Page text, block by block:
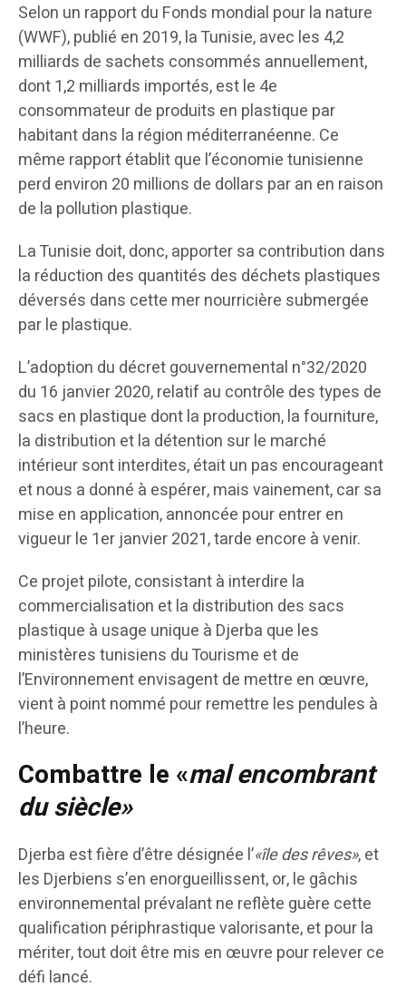
Selon un rapport du Fonds mondial pour la nature
(WWF), publié en 2019, la Tunisie, avec les 4,2
milliards de sachets consommés annuellement,
dont 1,2 milliards importés, est le 4e
consommateur de produits en plastique par
habitant dans la région méditerranéenne. Ce
même rapport établit que l’économie tunisienne
perd environ 20 millions de dollars par an en raison
de la pollution plastique.
La Tunisie doit, donc, apporter sa contribution dans
la réduction des quantités des déchets plastiques
déversés dans cette mer nourricière submergée
par le plastique.
L’adoption du décret gouvernemental n°32/2020
du 16 janvier 2020, relatif au contrôle des types de
sacs en plastique dont la production, la fourniture,
la distribution et la détention sur le marché
intérieur sont interdites, était un pas encourageant
et nous a donné à espérer, mais vainement, car sa
mise en application, annoncée pour entrer en
vigueur le 1er janvier 2021, tarde encore à venir.
Ce projet pilote, consistant à interdire la
commercialisation et la distribution des sacs
plastique à usage unique à Djerba que les
ministères tunisiens du Tourisme et de
l’Environnement envisagent de mettre en œuvre,
vient à point nommé pour remettre les pendules à
l’heure.
Combattre le «mal encombrant
du siècle»
Djerba est fière d’être désignée l’«île des rêves», et
les Djerbiens s’en enorgueillissent, or, le gâchis
environnemental prévalant ne reflète guère cette
qualification périphrastique valorisante, et pour la
mériter, tout doit être mis en œuvre pour relever ce
défi lancé.